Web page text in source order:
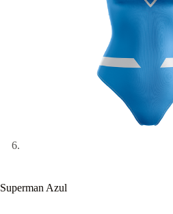
Superman Azul